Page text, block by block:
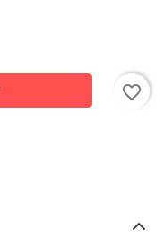
favorite_border